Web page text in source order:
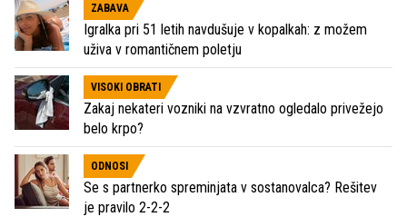
ZABAVA
Igralka pri 51 letih navdušuje v kopalkah: z možem
uživa v romantičnem poletju
VISOKI OBRATI
Zakaj nekateri vozniki na vzvratno ogledalo privežejo
belo krpo?
ODNOSI
Se s partnerko spreminjata v sostanovalca? Rešitev
je pravilo 2-2-2